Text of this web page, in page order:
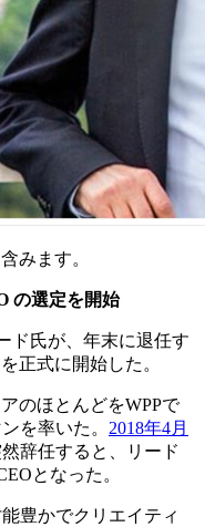
みます。
の選定を開始
ド氏が、年末に退任す
正式に開始した。
のほとんどをWPPで
を率いた。 2018年4月
辞任すると、リード
となった。
豊かでクリエイティ